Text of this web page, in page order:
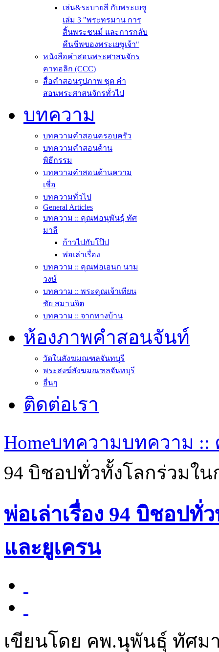
เล่น&ระบายสี กับพระเยซู
เล่ม 3 "พระทรมาน การ
สิ้นพระชนม์ และการกลับ
คืนชีพของพระเยซูเจ้า"
หนังสือคำสอนพระศาสนจักร
คาทอลิก (CCC)
สื่อคำสอนรูปภาพ ชุด คำ
สอนพระศาสนจักรทั่วไป
บทความ
บทความคำสอนครอบครัว
บทความคำสอนด้าน
พิธีกรรม
บทความคำสอนด้านความ
เชื่อ
บทความทั่วไป
General Articles
บทความ :: คุณพ่อนุพันธุ์ ทัศ
มาลี
ก้าวไปกับโป๊ป
พ่อเล่าเรื่อง
บทความ :: คุณพ่อเอนก นาม
วงษ์
บทความ :: พระคุณเจ้าเทียน
ชัย สมานจิต
บทความ :: จากทางบ้าน
ห้องภาพคำสอนจันท์
วัดในสังฆมณฑลจันทบุรี
พระสงฆ์สังฆมณฑลจันทบุรี
อื่นๆ
ติดต่อเรา
Homeบทความบทความ
94 บิชอปทั่วทั้งโลกร่วมใน
พ่อเล่าเรื่อง 94 บิชอปทั่
และยูเครน
เขียนโดย คพ.นุพันธุ์ ทัศม